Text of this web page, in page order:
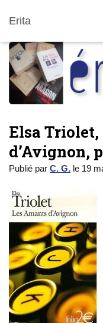
Erita
Elsa
d’Avignon,
Publié par C. G. le 19